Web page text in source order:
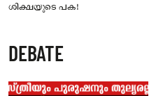
ശിക്ഷയുടെ പക!
DEBATE